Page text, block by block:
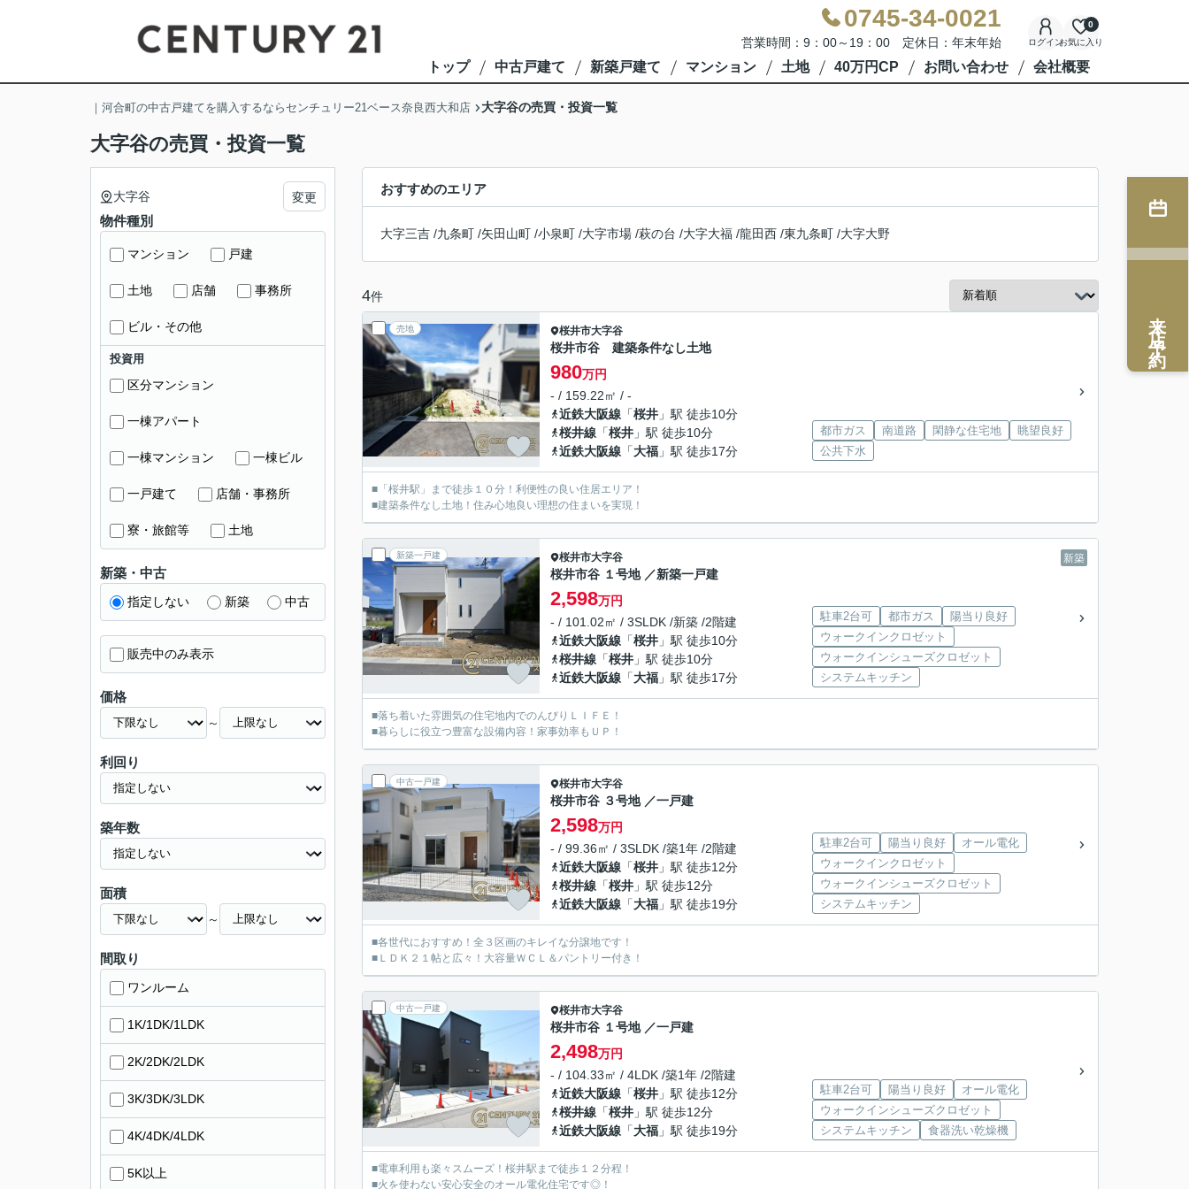
0745-34-0021
営業時間：9：00～19：00 定休日：年末年始 ログインお気に入り
0
トップ 中古戸建て 新築戸建て マンション 土地 40万円CP お問い合わせ 会社概要
｜河合町の中古戸建てを購入するならセンチュリー21ベース奈良西大和店 大字谷の売買・投資一覧
大字谷の売買・投資一覧
おすすめのエリア
大字三吉 /九条町 /矢田山町 /小泉町 /大字市場 /萩の台 /大字大福 /龍田西 /東九条町 /大字大野
4件
売地 桜井市大字谷
桜井市谷 建築条件なし土地
980万円
- / 159.22㎡ / -
近鉄大阪線 「桜井 」駅 徒歩10分
桜井線 「桜井 」駅 徒歩10分
近鉄大阪線 「大福 」駅 徒歩17分
都市ガス 南道路 閑静な住宅地
眺望良好
公共下水
■「桜井駅」まで徒歩１０分！利便性の良い住居エリア！
■建築条件なし土地！住み心地良い理想の住まいを実現！
新築一戸建 新築
桜井市大字谷
桜井市谷 １号地 ／新築一戸建
2,598万円
- / 101.02㎡ / 3SLDK /新築 /2階建
近鉄大阪線 「桜井 」駅 徒歩10分
桜井線 「桜井 」駅 徒歩10分
近鉄大阪線 「大福 」駅 徒歩17分
駐車2台可 都市ガス
陽当り良好
ウォークインクロゼット
ウォークインシューズクロゼット
システムキッチン
■落ち着いた雰囲気の住宅地内でのんびりＬＩＦＥ！
■暮らしに役立つ豊富な設備内容！家事効率もＵＰ！
中古一戸建 桜井市大字谷
桜井市谷 ３号地 ／一戸建
2,598万円
- / 99.36㎡ / 3SLDK /築1年 /2階建
近鉄大阪線 「桜井 」駅 徒歩12分
桜井線 「桜井 」駅 徒歩12分
近鉄大阪線 「大福 」駅 徒歩19分
駐車2台可 陽当り良好
オール電化
ウォークインクロゼット
ウォークインシューズクロゼット
システムキッチン
■各世代におすすめ！全３区画のキレイな分譲地です！
■ＬＤＫ２１帖と広々！大容量ＷＣＬ＆パントリー付き！
中古一戸建 桜井市大字谷
桜井市谷 １号地 ／一戸建
2,498万円
- / 104.33㎡ / 4LDK /築1年 /2階建
近鉄大阪線 「桜井 」駅 徒歩12分
桜井線 「桜井 」駅 徒歩12分
近鉄大阪線 「大福 」駅 徒歩19分
駐車2台可 陽当り良好
オール電化
ウォークインシューズクロゼット
システムキッチン
食器洗い乾燥機
■電車利用も楽々スムーズ！桜井駅まで徒歩１２分程！
■火を使わない安心安全のオール電化住宅です◎！
大字谷 変更
物件種別
マンション 戸建
土地 店舗 事務所
ビル・その他
投資用
区分マンション
一棟アパート
一棟マンション 一棟ビル
一戸建て 店舗・事務所
寮・旅館等 土地
新築・中古
指定しない 新築 中古
販売中のみ表示
価格
～
利回り
築年数
面積
～
間取り
ワンルーム
1K/1DK/1LDK
2K/2DK/2LDK
3K/3DK/3LDK
4K/4DK/4LDK
5K以上
来店予約